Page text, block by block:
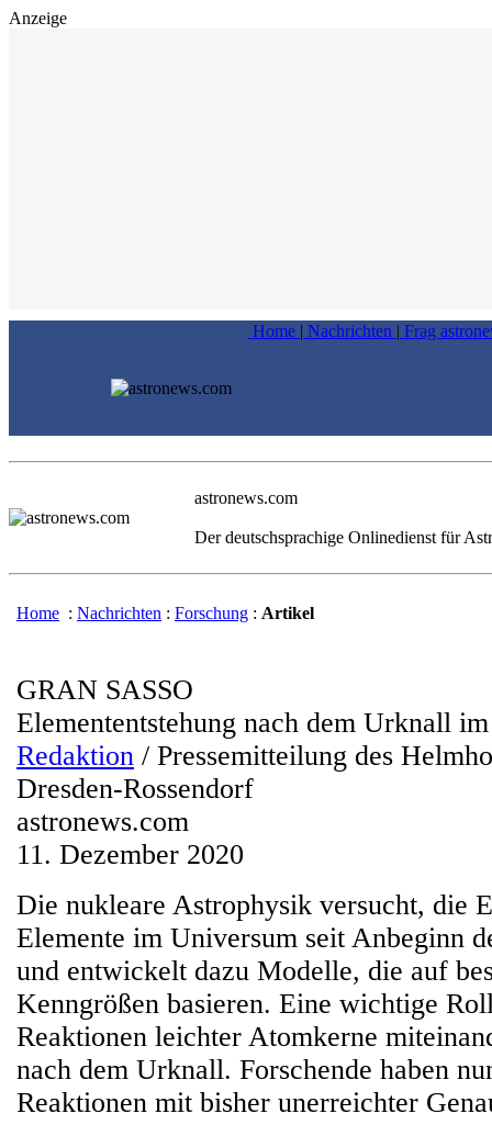
Anzeige
Home | Nachrichten | Frag
astronews.com
Der deutschsprachige Onlinedienst für
Home : Nachrichten : Forschung : Artikel
GRAN SASSO
Elemententstehung nach dem Urknall
Redaktion / Pressemitteilung des
Dresden-Rossendorf
astronews.com
11. Dezember 2020
Die nukleare Astrophysik versucht, die
Elemente im Universum seit Anbeginn
und entwickelt dazu Modelle, die auf
Kenngrößen basieren. Eine wichtige
Reaktionen leichter Atomkerne
nach dem Urknall. Forschende haben
Reaktionen mit bisher unerreichter